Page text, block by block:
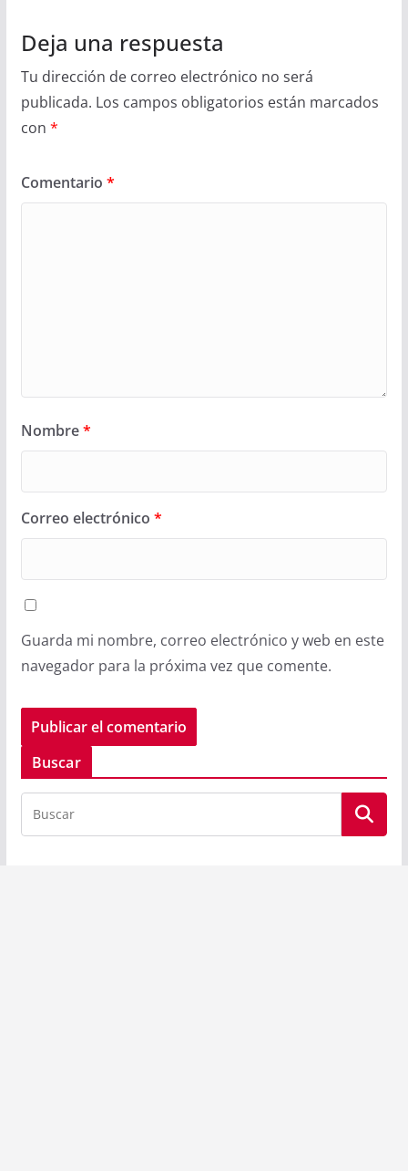
Deja una respuesta
Tu dirección de correo electrónico no será
publicada. Los campos obligatorios están marcados
con *
Comentario *
Nombre*
Correo electrónico *
Guarda mi nombre, correo electrónico y web en este
navegador para la próxima vez que comente.
Buscar